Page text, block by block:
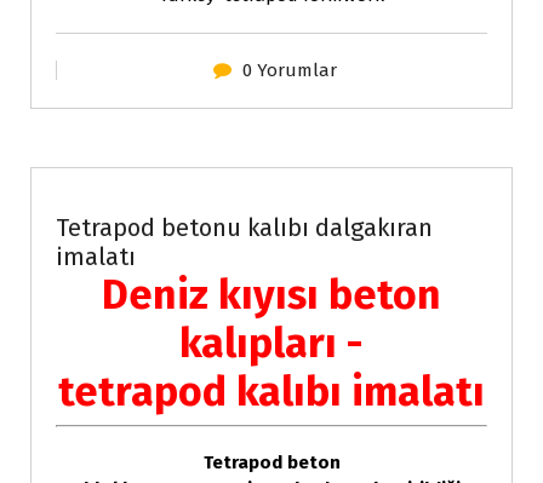
0 Yorumlar
Tetrapod betonu kalıbı dalgakıran
imalatı
Deniz kıyısı beton
kalıpları -
tetrapod kalıbı imalatı
Tetrapod beton